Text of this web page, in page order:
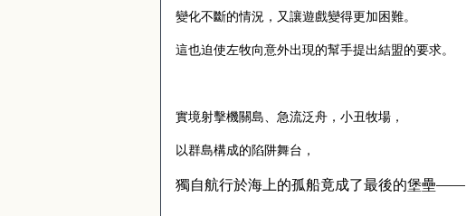
變化不斷的情況，又讓遊戲變得更加困難。
這也迫使左牧向意外出現的幫手提出結盟的要求。
實境射擊機關島、急流泛舟，小丑牧場，
以群島構成的陷阱舞台，
獨自航行於海上的孤船竟成了最後的堡壘——